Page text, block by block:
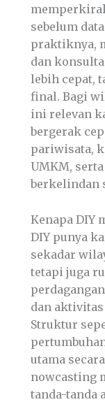
sebelum
praktiknya,
dan
lebih cepat,
final. Bagi
ini relevan
bergerak
pariwisata,
UMKM,
berkelindan
Kenapa DIY
DIY punya
sekadar
tetapi juga
dan
Struktur
utama
nowcasting
tanda-tanda